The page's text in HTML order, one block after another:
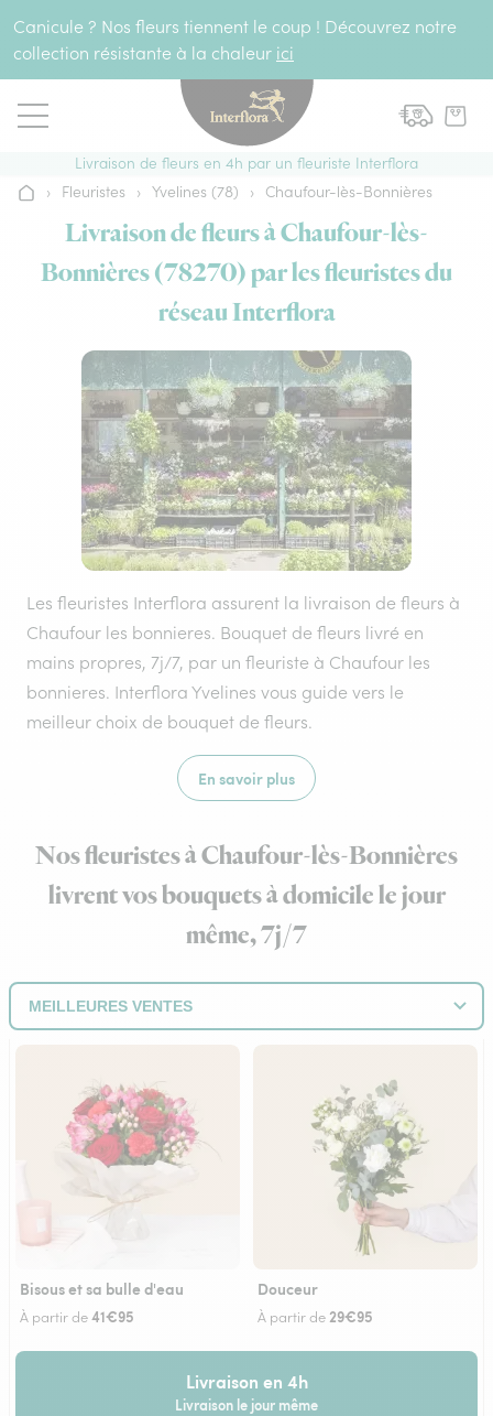
Canicule ? Nos fleurs tiennent le coup ! Découvrez notre
collection résistante à la chaleur ici
Livraison de fleurs en 4h par un fleuriste Interflora
Accueil
› Fleuristes › Yvelines (78) › Chaufour-lès-Bonnières
Livraison de fleurs à Chaufour-lès-
Bonnières (78270) par les fleuristes du
réseau Interflora
Les fleuristes Interflora assurent la livraison de fleurs à
Chaufour les bonnieres. Bouquet de fleurs livré en
mains propres, 7j/7, par un fleuriste à Chaufour les
bonnieres. Interflora Yvelines vous guide vers le
meilleur choix de bouquet de fleurs.
En savoir plus
Nos fleuristes à Chaufour-lès-Bonnières
livrent vos bouquets à domicile le jour
même, 7j/7
Bisous et sa bulle d'eau
À partir de41€95
Douceur
À partir de29€95
Livraison en 4h
Livraison le jour même